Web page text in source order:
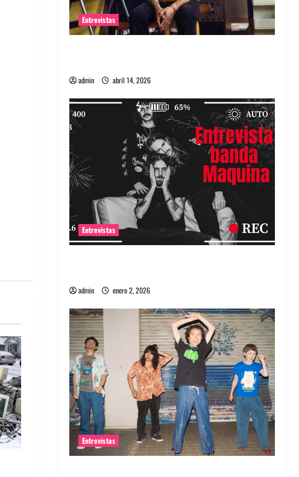
Entrevistas
admin abril 14, 2026
Entrevistas
admin enero 2, 2026
Entrevistas